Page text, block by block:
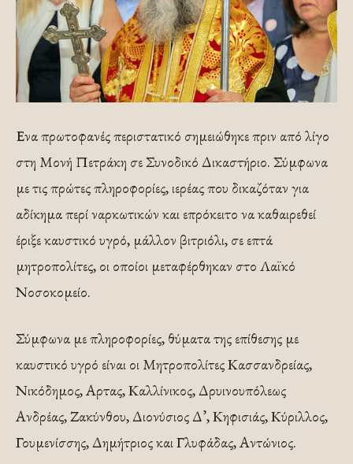
Ενα πρωτοφανές περιστατικό σημειώθηκε πριν από λίγο
στη Μονή Πετράκη σε Συνοδικό Δικαστήριο. Σύμφωνα
με τις πρώτες πληροφορίες, ιερέας που δικαζόταν για
αδίκημα περί ναρκωτικών και επρόκειτο να καθαιρεθεί
έριξε καυστικό υγρό, μάλλον βιτριόλι, σε επτά
μητροπολίτες, οι οποίοι μεταφέρθηκαν στο Λαϊκό
Νοσοκομείο.
Σύμφωνα με πληροφορίες, θύματα της επίθεσης με
καυστικό υγρό είναι οι Μητροπολίτες Κασσανδρείας,
Νικόδημος, Αρτας, Καλλίνικος, Δρυινουπόλεως
Ανδρέας, Ζακύνθου, Διονύσιος Δ’, Κηφισιάς, Κύριλλος,
Γουμενίσσης, Δημήτριος και Γλυφάδας, Αντώνιος.